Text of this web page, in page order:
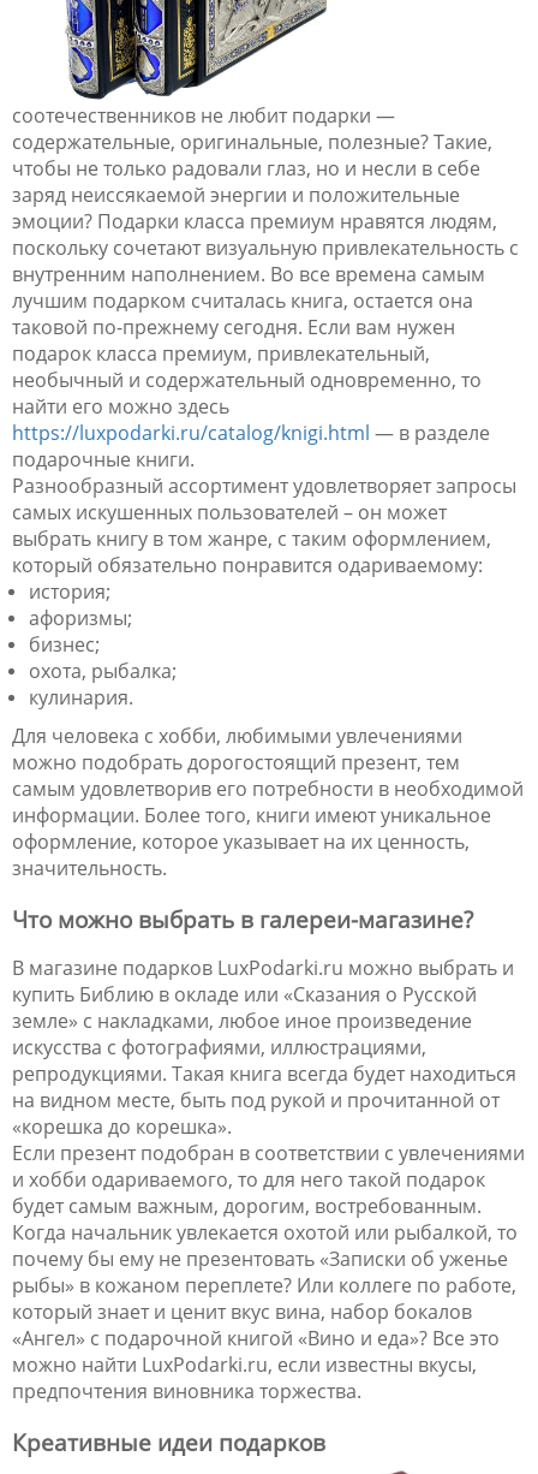
соотечественников не любит подарки —
содержательные, оригинальные, полезные? Такие,
чтобы не только радовали глаз, но и несли в себе
заряд неиссякаемой энергии и положительные
эмоции? Подарки класса премиум нравятся людям,
поскольку сочетают визуальную привлекательность с
внутренним наполнением. Во все времена самым
лучшим подарком считалась книга, остается она
таковой по-прежнему сегодня. Если вам нужен
подарок класса премиум, привлекательный,
необычный и содержательный одновременно, то
найти его можно здесь
https://luxpodarki.ru/catalog/knigi.html — в разделе
подарочные книги.
Разнообразный ассортимент удовлетворяет запросы
самых искушенных пользователей – он может
выбрать книгу в том жанре, с таким оформлением,
который обязательно понравится одариваемому:
история;
афоризмы;
бизнес;
охота, рыбалка;
кулинария.
Для человека с хобби, любимыми увлечениями
можно подобрать дорогостоящий презент, тем
самым удовлетворив его потребности в необходимой
информации. Более того, книги имеют уникальное
оформление, которое указывает на их ценность,
значительность.
Что можно выбрать в галереи-магазине?
В магазине подарков LuxPodarki.ru можно выбрать и
купить Библию в окладе или «Сказания о Русской
земле» с накладками, любое иное произведение
искусства с фотографиями, иллюстрациями,
репродукциями. Такая книга всегда будет находиться
на видном месте, быть под рукой и прочитанной от
«корешка до корешка».
Если презент подобран в соответствии с увлечениями
и хобби одариваемого, то для него такой подарок
будет самым важным, дорогим, востребованным.
Когда начальник увлекается охотой или рыбалкой, то
почему бы ему не презентовать «Записки об уженье
рыбы» в кожаном переплете? Или коллеге по работе,
который знает и ценит вкус вина, набор бокалов
«Ангел» с подарочной книгой «Вино и еда»? Все это
можно найти LuxPodarki.ru, если известны вкусы,
предпочтения виновника торжества.
Креативные идеи подарков